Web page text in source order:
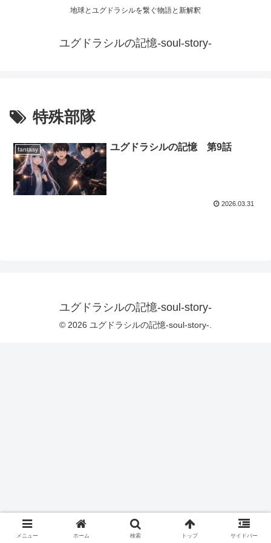
地球とユグドラシルを繋ぐ物語と新解釈
ユグドラシルの記憶-soul-story-
特殊部隊
fantasy ユグドラシルの記憶 第9話
2026.03.31
ユグドラシルの記憶-soul-story-
© 2026 ユグドラシルの記憶-soul-story-.
メニュー ホーム 検索 トップ サイドバー